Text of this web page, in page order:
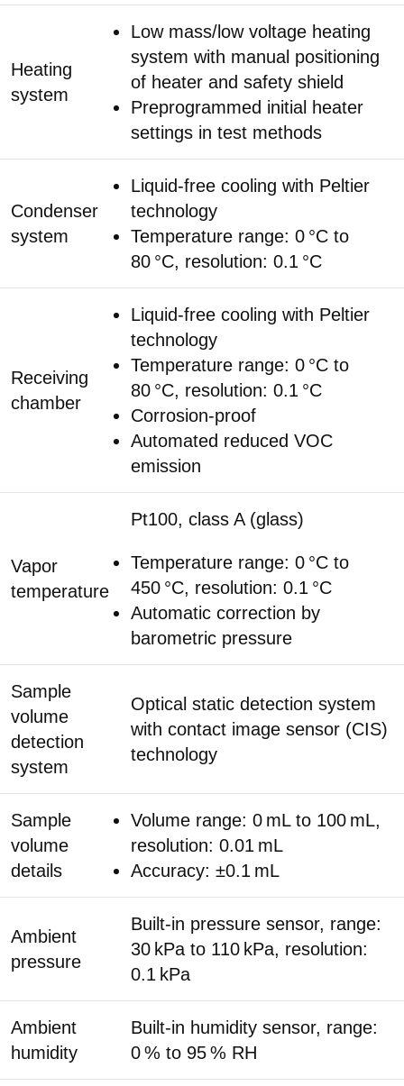
Heating
system
Low mass/low voltage heating
system with manual positioning
of heater and safety shield
Preprogrammed initial heater
settings in test methods
Condenser
system
Liquid-free cooling with Peltier
technology
Temperature range: 0 °C to
80 °C, resolution: 0.1 °C
Receiving
chamber
Liquid-free cooling with Peltier
technology
Temperature range: 0 °C to
80 °C, resolution: 0.1 °C
Corrosion-proof
Automated reduced VOC
emission
Vapor
temperature
Pt100, class A (glass)
Temperature range: 0 °C to
450 °C, resolution: 0.1 °C
Automatic correction by
barometric pressure
Sample
volume
detection
system
Optical static detection system
with contact image sensor (CIS)
technology
Sample
volume
details
Volume range: 0 mL to 100 mL,
resolution: 0.01 mL
Accuracy: ±0.1 mL
Ambient
pressure
Built-in pressure sensor, range:
30 kPa to 110 kPa, resolution:
0.1 kPa
Ambient
humidity
Built-in humidity sensor, range:
0 % to 95 % RH